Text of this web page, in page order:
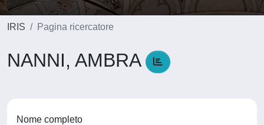
IRIS Pagina ricercatore
NANNI, AMBRA
Nome completo